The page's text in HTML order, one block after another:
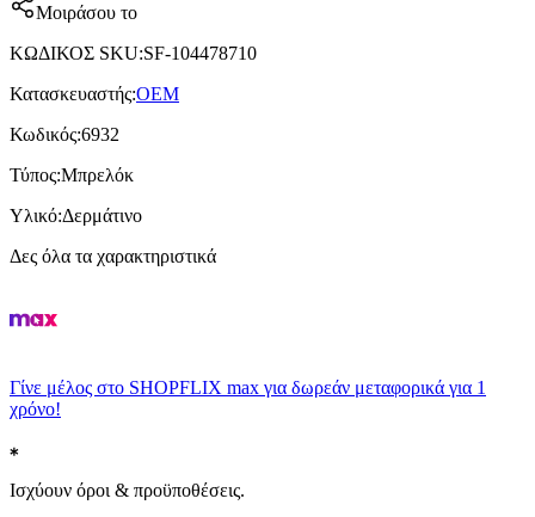
Μοιράσου το
ΚΩΔΙΚΟΣ SKU:SF-104478710
Κατασκευαστής:OEM
Κωδικός:6932
Τύπος:Μπρελόκ
Υλικό:Δερμάτινο
Δες όλα τα χαρακτηριστικά
Γίνε μέλος στο SHOPFLIX max για δωρεάν μεταφορικά για 1
χρόνο!
Ισχύουν όροι & προϋποθέσεις.